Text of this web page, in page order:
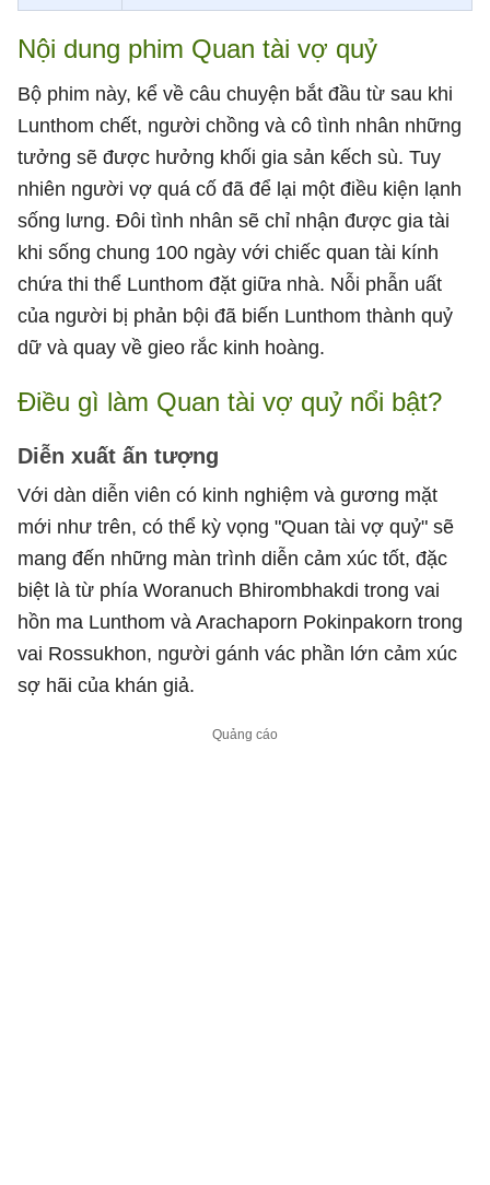
Nội dung phim Quan tài vợ quỷ
Bộ phim này, kể về câu chuyện bắt đầu từ sau khi
Lunthom chết, người chồng và cô tình nhân những
tưởng sẽ được hưởng khối gia sản kếch sù. Tuy
nhiên người vợ quá cố đã để lại một điều kiện lạnh
sống lưng. Đôi tình nhân sẽ chỉ nhận được gia tài
khi sống chung 100 ngày với chiếc quan tài kính
chứa thi thể Lunthom đặt giữa nhà. Nỗi phẫn uất
của người bị phản bội đã biến Lunthom thành quỷ
dữ và quay về gieo rắc kinh hoàng.
Điều gì làm Quan tài vợ quỷ nổi bật?
Diễn xuất ấn tượng
Với dàn diễn viên có kinh nghiệm và gương mặt
mới như trên, có thể kỳ vọng "Quan tài vợ quỷ" sẽ
mang đến những màn trình diễn cảm xúc tốt, đặc
biệt là từ phía Woranuch Bhirombhakdi trong vai
hồn ma Lunthom và Arachaporn Pokinpakorn trong
vai Rossukhon, người gánh vác phần lớn cảm xúc
sợ hãi của khán giả.